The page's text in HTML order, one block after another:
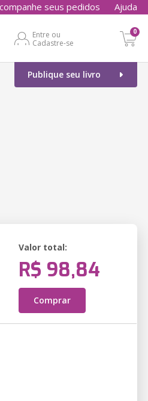
seus pedidos Ajuda
Entre ou
Cadastre-se
0
Publique seu livro
Valor total:
R$ 98,84
Comprar